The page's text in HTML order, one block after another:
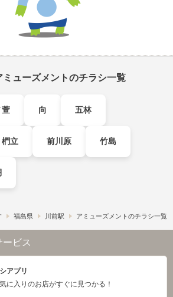
ミューズメントのチラシ一覧
萱 向 五林
椚立 前川原 竹島
福島県 川前駅 アミューズメントのチラシ一覧
ビス
アプリ
に入りのお店がすぐに見つかる！